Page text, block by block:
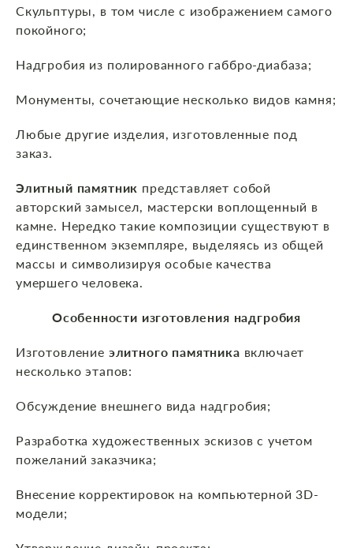
Скульптуры, в том числе с изображением самого
покойного;
Надгробия из полированного габбро-диабаза;
Монументы, сочетающие несколько видов камня;
Любые другие изделия, изготовленные под
заказ.
Элитный памятник представляет собой
авторский замысел, мастерски воплощенный в
камне. Нередко такие композиции существуют в
единственном экземпляре, выделяясь из общей
массы и символизируя особые качества
умершего человека.
Особенности изготовления надгробия
Изготовление элитного памятника включает
несколько этапов:
Обсуждение внешнего вида надгробия;
Разработка художественных эскизов с учетом
пожеланий заказчика;
Внесение корректировок на компьютерной 3D-
модели;